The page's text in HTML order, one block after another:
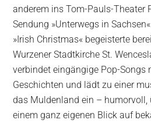
anderem ins Tom-Pauls-Theater
Sendung »Unterwegs in
»Irish Christmas« begeisterte
Wurzener Stadtkirche St.
verbindet eingängige Pop-Songs
Geschichten und lädt zu einer
das Muldenland ein – humorvoll,
einem ganz eigenen Blick auf